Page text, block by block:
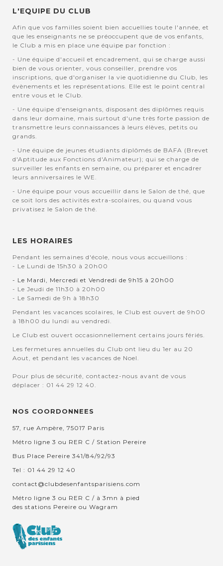
L'EQUIPE DU CLUB
Afin que vos familles soient bien accuellies toute l'année, et
que les enseignants ne se préoccupent que de vos enfants,
le Club a mis en place une équipe par fonction :
- Une équipe d'accueil et encadrement, qui se charge aussi
bien de vous orienter, vous conseiller, prendre vos
inscriptions, que d'organiser la vie quotidienne du Club, les
évènements et les représentations. Elle est le point central
entre vous et le Club.
- Une équipe d'enseignants, disposant des diplômes requis
dans leur domaine, mais surtout d'une très forte passion de
transmettre leurs connaissances à leurs élèves, petits ou
grands.
- Une équipe de jeunes étudiants diplômés de BAFA (Brevet
d'Aptitude aux Fonctions d'Animateur); qui se charge de
surveiller les enfants en semaine, ou préparer et encadrer
leurs anniversaires le WE.
- Une équipe pour vous accueillir dans le Salon de thé, que
ce soit lors des activités extra-scolaires, ou quand vous
privatisez le Salon de thé.
LES HORAIRES
Pendant les semaines d'école, nous vous accueillons :
- Le Lundi de 15h30 à 20h00
- Le Mardi, Mercredi et Vendredi de 9h15 à 20h00
- Le Jeudi de 11h30 à 20h00
- Le Samedi de 9h à 18h30
Pendant les vacances scolaires, le Club est ouvert de 9h00
à 18h00 du lundi au vendredi.
Le Club est ouvert occasionnellement certains jours fériés.
Les fermetures annuelles du Club ont lieu du 1er au 20
Aout, et pendant les vacances de Noel.
Pour plus de sécurité, contactez-nous avant de vous
déplacer : 01 44 29 12 40.
NOS COORDONNEES
57, rue Ampère, 75017 Paris
Métro ligne 3 ou RER C / Station Pereire
Bus Place Pereire 341/84/92/93
Tel : 01 44 29 12 40
contact@clubdesenfantsparisiens.com
Métro ligne 3 ou RER C / à 3mn à pied
des stations Pereire ou Wagram